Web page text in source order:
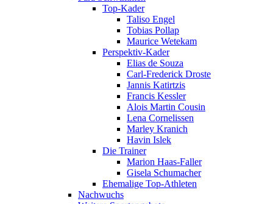
Top-Kader
Taliso Engel
Tobias Pollap
Maurice Wetekam
Perspektiv-Kader
Elias de Souza
Carl-Frederick Droste
Jannis Katirtzis
Francis Kessler
Alois Martin Cousin
Lena Cornelissen
Marley Kranich
Havin Islek
Die Trainer
Marion Haas-Faller
Gisela Schumacher
Ehemalige Top-Athleten
Nachwuchs